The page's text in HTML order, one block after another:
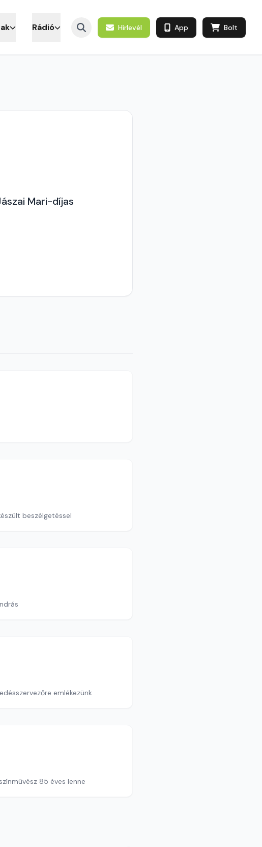
Rádió Hírlevél App Bolt
Mari-díjas
beszélgetéssel
emlékezünk
85 éves lenne